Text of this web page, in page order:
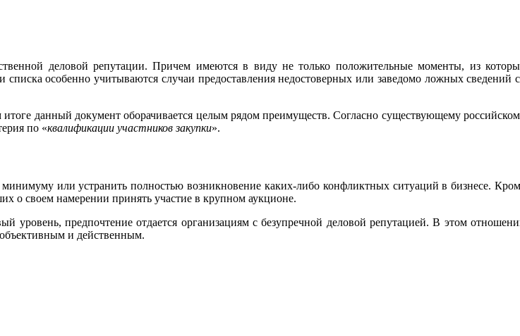
деловой репутации. Причем имеются в виду не только положительные моменты, из
особенно учитываются случаи предоставления недостоверных или заведомо ложных сведений
данный документ оборачивается целым рядом преимуществ. Согласно существующему
по «квалификации участников закупки».
или устранить полностью возникновение каких-либо конфликтных ситуаций в бизнесе.
о своем намерении принять участие в крупном аукционе.
уровень, предпочтение отдается организациям с безупречной деловой репутацией. В этом
объективным и действенным.